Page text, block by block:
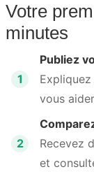
Votre
minutes
1
Publiez
vous
2
Recevez
et